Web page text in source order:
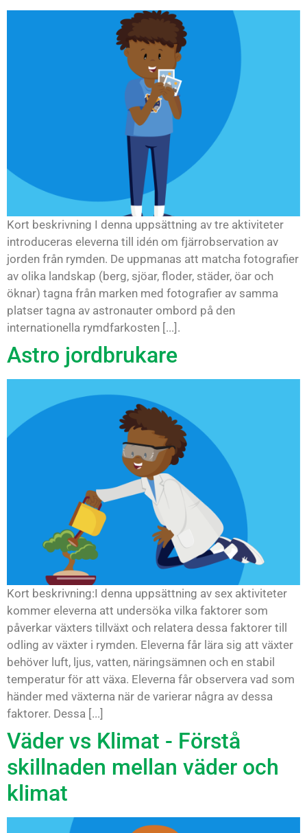
Kort beskrivning I denna uppsättning av tre aktiviteter
introduceras eleverna till idén om fjärrobservation av
jorden från rymden. De uppmanas att matcha fotografier
av olika landskap (berg, sjöar, floder, städer, öar och
öknar) tagna från marken med fotografier av samma
platser tagna av astronauter ombord på den
internationella rymdfarkosten [...].
Astro jordbrukare
Kort beskrivning:I denna uppsättning av sex aktiviteter
kommer eleverna att undersöka vilka faktorer som
påverkar växters tillväxt och relatera dessa faktorer till
odling av växter i rymden. Eleverna får lära sig att växter
behöver luft, ljus, vatten, näringsämnen och en stabil
temperatur för att växa. Eleverna får observera vad som
händer med växterna när de varierar några av dessa
faktorer. Dessa [...]
Väder vs Klimat - Förstå
skillnaden mellan väder och
klimat